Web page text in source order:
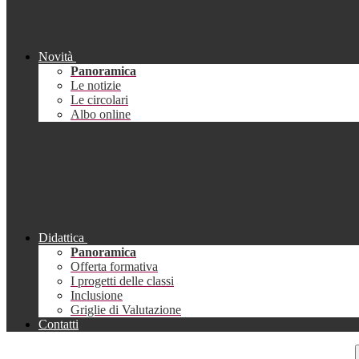
Novità
Panoramica
Le notizie
Le circolari
Albo online
Didattica
Panoramica
Offerta formativa
I progetti delle classi
Inclusione
Griglie di Valutazione
Contatti